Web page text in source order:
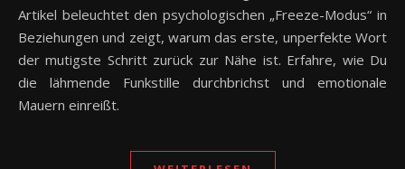
Artikel beleuchtet den psychologischen „Freeze-Modus“ in
Beziehungen und zeigt, warum das erste, unperfekte Wort
der mutigste Schritt zurück zur Nähe ist. Erfahre, wie Du
die lähmende Funkstille durchbrichst und emotionale
Mauern einreißt.